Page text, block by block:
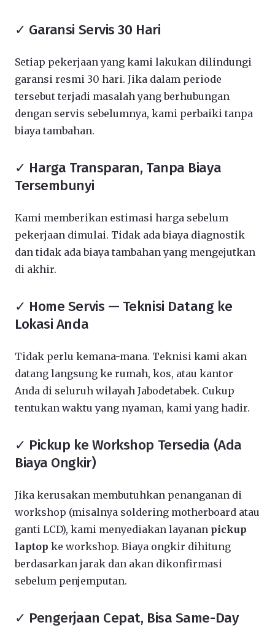
✓ Garansi Servis 30 Hari
Setiap pekerjaan yang kami lakukan dilindungi
garansi resmi 30 hari. Jika dalam periode
tersebut terjadi masalah yang berhubungan
dengan servis sebelumnya, kami perbaiki tanpa
biaya tambahan.
✓ Harga Transparan, Tanpa Biaya
Tersembunyi
Kami memberikan estimasi harga sebelum
pekerjaan dimulai. Tidak ada biaya diagnostik
dan tidak ada biaya tambahan yang mengejutkan
di akhir.
✓ Home Servis — Teknisi Datang ke
Lokasi Anda
Tidak perlu kemana-mana. Teknisi kami akan
datang langsung ke rumah, kos, atau kantor
Anda di seluruh wilayah Jabodetabek. Cukup
tentukan waktu yang nyaman, kami yang hadir.
✓ Pickup ke Workshop Tersedia (Ada
Biaya Ongkir)
Jika kerusakan membutuhkan penanganan di
workshop (misalnya soldering motherboard atau
ganti LCD), kami menyediakan layanan pickup
laptop ke workshop. Biaya ongkir dihitung
berdasarkan jarak dan akan dikonfirmasi
sebelum penjemputan.
✓ Pengerjaan Cepat, Bisa Same-Day